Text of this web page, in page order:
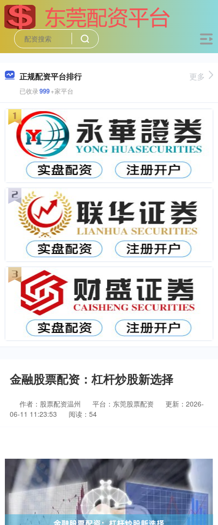
正规配资平台排行
已收录999+家平台
更多
金融股票配资：杠杆炒股新选择
作者：股票配资温州 平台：东莞股票配资
更新：2026-
06-11 11:23:53
阅读：54